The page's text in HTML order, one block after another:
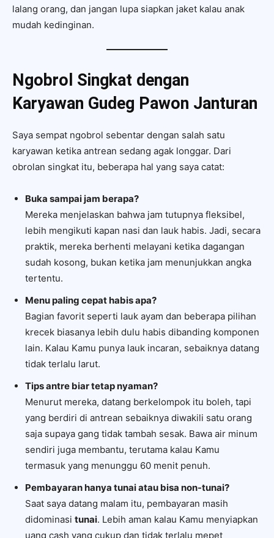
lalang orang, dan jangan lupa siapkan jaket kalau anak
mudah kedinginan.
Ngobrol Singkat dengan
Karyawan Gudeg Pawon Janturan
Saya sempat ngobrol sebentar dengan salah satu
karyawan ketika antrean sedang agak longgar. Dari
obrolan singkat itu, beberapa hal yang saya catat:
Buka sampai jam berapa?
Mereka menjelaskan bahwa jam tutupnya fleksibel,
lebih mengikuti kapan nasi dan lauk habis. Jadi, secara
praktik, mereka berhenti melayani ketika dagangan
sudah kosong, bukan ketika jam menunjukkan angka
tertentu.
Menu paling cepat habis apa?
Bagian favorit seperti lauk ayam dan beberapa pilihan
krecek biasanya lebih dulu habis dibanding komponen
lain. Kalau Kamu punya lauk incaran, sebaiknya datang
tidak terlalu larut.
Tips antre biar tetap nyaman?
Menurut mereka, datang berkelompok itu boleh, tapi
yang berdiri di antrean sebaiknya diwakili satu orang
saja supaya gang tidak tambah sesak. Bawa air minum
sendiri juga membantu, terutama kalau Kamu
termasuk yang menunggu 60 menit penuh.
Pembayaran hanya tunai atau bisa non-tunai?
Saat saya datang malam itu, pembayaran masih
didominasi tunai. Lebih aman kalau Kamu menyiapkan
uang cash yang cukup dan tidak terlalu mepet